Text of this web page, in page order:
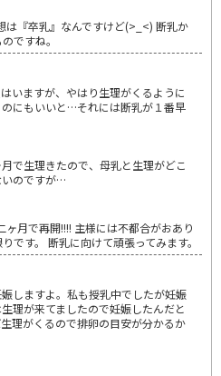
は『卒乳』なんですけど(>_<) 断乳か
ですね。
いますが、やはり生理がくるように
にもいいと…それには断乳が１番早
で生理きたので、母乳と生理がどこ
いのですが…
月で再開!!!! 主様には不都合がおあり
です。 断乳に向けて頑張ってみます。
しますよ。私も授乳中でしたが妊娠
理が来てましたので妊娠したんだと
理がくるので排卵の目安が分かるか